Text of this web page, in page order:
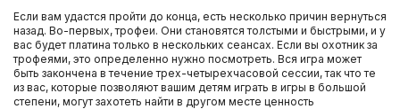
Если вам удастся пройти до конца, есть несколько причин вернуться
назад. Во-первых, трофеи. Они становятся толстыми и быстрыми, и у
вас будет платина только в нескольких сеансах. Если вы охотник за
трофеями, это определенно нужно посмотреть. Вся игра может
быть закончена в течение трех-четырехчасовой сессии, так что те
из вас, которые позволяют вашим детям играть в игры в большой
степени, могут захотеть найти в другом месте ценность